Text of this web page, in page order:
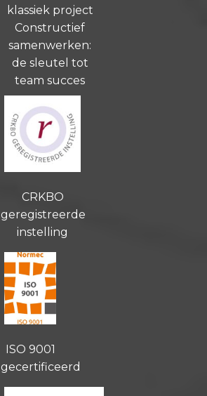
klassiek project
Constructief
samenwerken:
de sleutel tot
team succes
CRKBO
geregistreerde
instelling
ISO 9001
gecertificeerd